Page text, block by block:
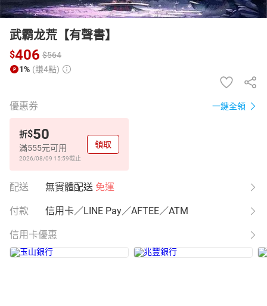
武霸龙荒【有聲書】
$406 $564
1% (賺4點)
優惠券 一鍵全領
折$50
滿555元可用
2026/08/09 15:59截止
領取
配送 無實體配送 免運
付款 信用卡／LINE Pay／AFTEE／ATM
信用卡優惠